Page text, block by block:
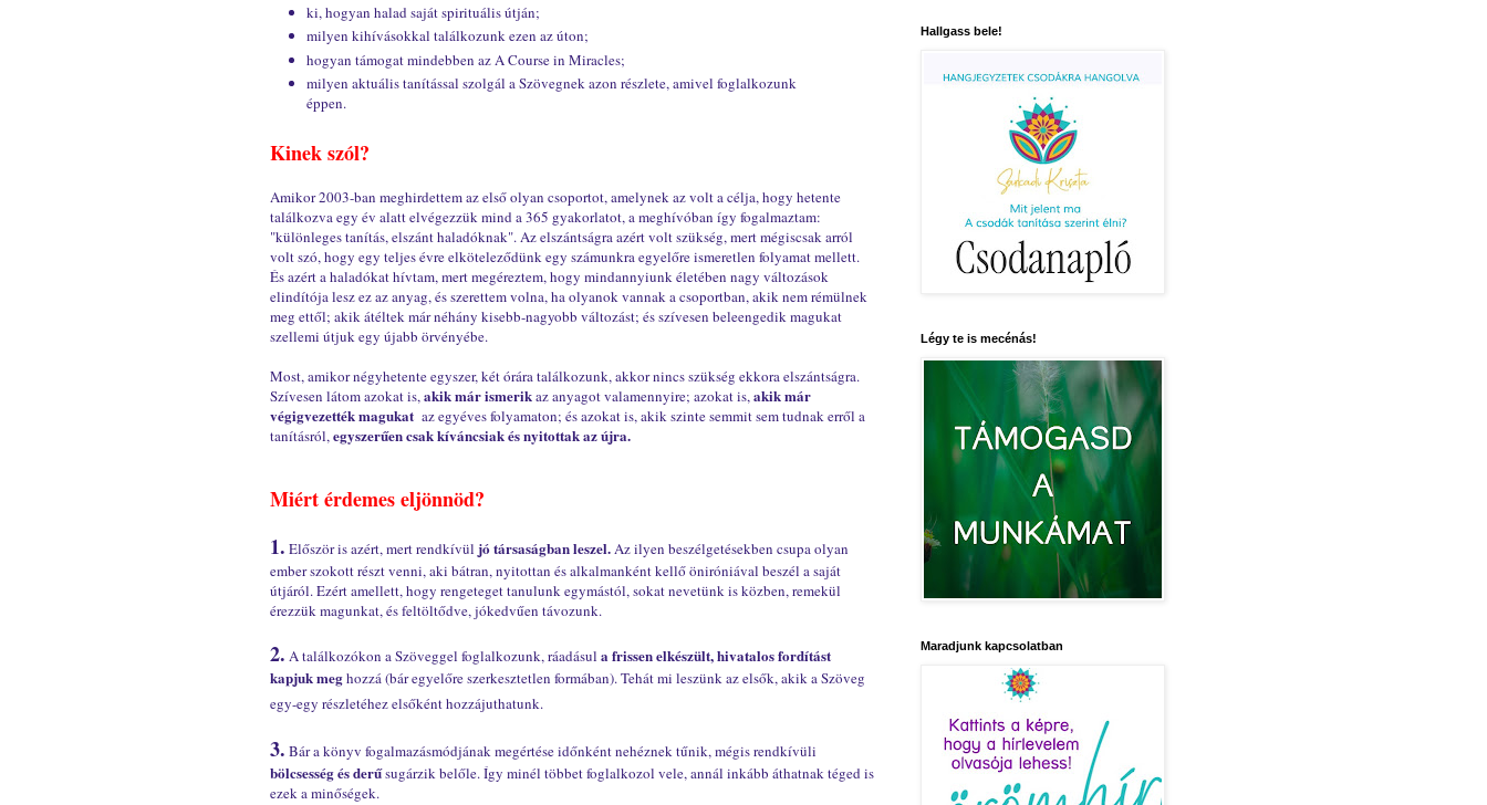
ki, hogyan halad saját spirituális útján;
milyen kihívásokkal találkozunk ezen az úton;
hogyan támogat mindebben az A Course in Miracles;
milyen aktuális tanítással szolgál a Szövegnek azon részlete, amivel foglalkozunk
éppen.
Kinek szól?
Amikor 2003-ban meghirdettem az első olyan csoportot, amelynek az volt a célja, hogy hetente
találkozva egy év alatt elvégezzük mind a 365 gyakorlatot, a meghívóban így fogalmaztam:
"különleges tanítás, elszánt haladóknak". Az elszántságra azért volt szükség, mert mégiscsak arról
volt szó, hogy egy teljes évre elköteleződünk egy számunkra egyelőre ismeretlen folyamat mellett.
És azért a haladókat hívtam, mert megéreztem, hogy mindannyiunk életében nagy változások
elindítója lesz ez az anyag, és szerettem volna, ha olyanok vannak a csoportban, akik nem rémülnek
meg ettől; akik átéltek már néhány kisebb-nagyobb változást; és szívesen beleengedik magukat
szellemi útjuk egy újabb örvényébe.
Most, amikor négyhetente egyszer, két órára találkozunk, akkor nincs szükség ekkora elszántságra.
Szívesen látom azokat is,akik már ismerikaz anyagot valamennyire; azokat is,akik már
végigvezették magukat az egyéves folyamaton; és azokat is, akik szinte semmit sem tudnak erről a
tanításról,egyszerűen csak kíváncsiak és nyitottak az újra.
Miért érdemes eljönnöd?
1. Először is azért, mert rendkívül jó társaságban leszel.Az ilyen beszélgetésekben csupa olyan
ember szokott részt venni, aki bátran, nyitottan és alkalmanként kellő öniróniával beszél a saját
útjáról. Ezért amellett, hogy rengeteget tanulunk egymástól, sokat nevetünk is közben, remekül
érezzük magunkat, és feltöltődve, jókedvűen távozunk.
2. A találkozókon a Szöveggel foglalkozunk, ráadásul a frissen elkészült, hivatalos fordítást
kapjuk meghozzá (bár egyelőre szerkesztetlen formában). Tehát mi leszünk az elsők, akik a Szöveg
egy-egy részletéhez elsőként hozzájuthatunk.
3. Bár a könyv fogalmazásmódjának megértése időnként nehéznek tűnik, mégis rendkívüli
bölcsesség és derűsugárzik belőle. Így minél többet foglalkozol vele, annál inkább áthatnak téged is
ezek a minőségek.
Hallgass bele!
Légy te is mecénás!
Maradjunk kapcsolatban